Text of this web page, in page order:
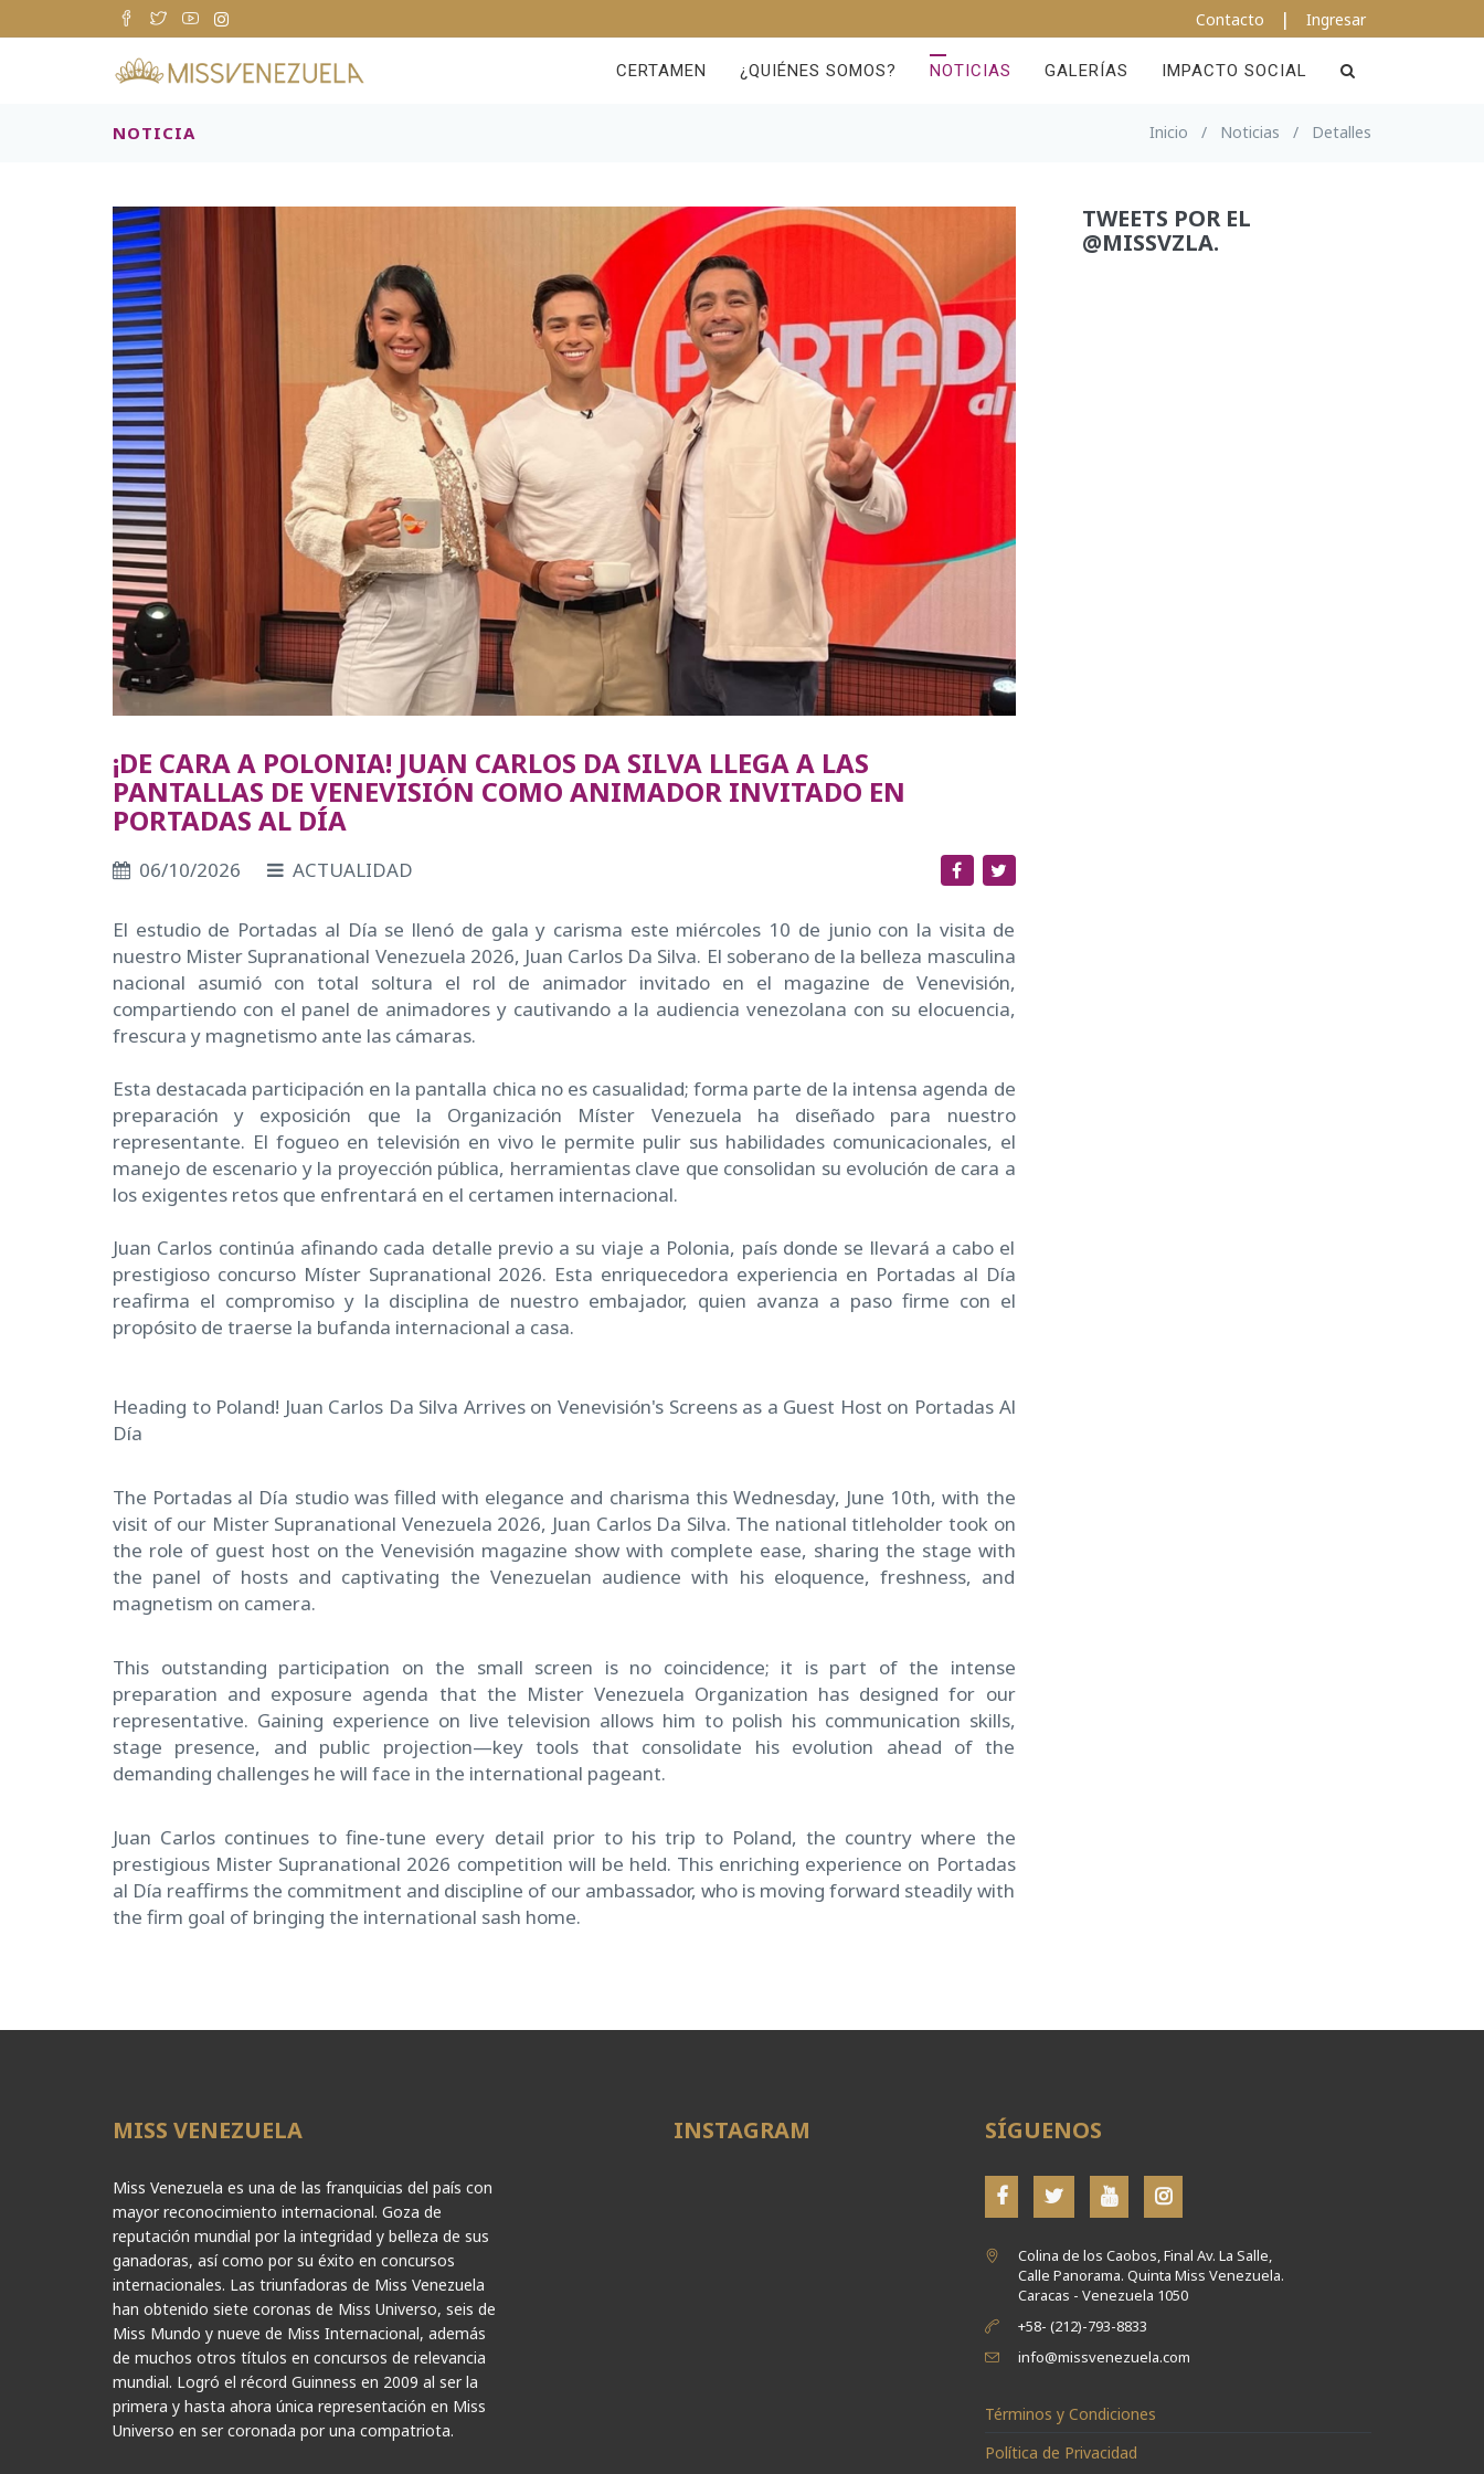
Contacto | Ingresar
CERTAMEN ¿QUIÉNES SOMOS? NOTICIAS GALERÍAS IMPACTO SOCIAL
NOTICIA Inicio / Noticias / Detalles
¡DE CARA A POLONIA! JUAN CARLOS DA SILVA LLEGA A LAS
PANTALLAS DE VENEVISIÓN COMO ANIMADOR INVITADO EN
PORTADAS AL DÍA
06/10/2026 ACTUALIDAD
El estudio de Portadas al Día se llenó de gala y carisma este miércoles 10 de junio con la visita de
nuestro Mister Supranational Venezuela 2026, Juan Carlos Da Silva. El soberano de la belleza masculina
nacional asumió con total soltura el rol de animador invitado en el magazine de Venevisión,
compartiendo con el panel de animadores y cautivando a la audiencia venezolana con su elocuencia,
frescura y magnetismo ante las cámaras.
Esta destacada participación en la pantalla chica no es casualidad; forma parte de la intensa agenda de
preparación y exposición que la Organización Míster Venezuela ha diseñado para nuestro
representante. El fogueo en televisión en vivo le permite pulir sus habilidades comunicacionales, el
manejo de escenario y la proyección pública, herramientas clave que consolidan su evolución de cara a
los exigentes retos que enfrentará en el certamen internacional.
Juan Carlos continúa afinando cada detalle previo a su viaje a Polonia, país donde se llevará a cabo el
prestigioso concurso Míster Supranational 2026. Esta enriquecedora experiencia en Portadas al Día
reafirma el compromiso y la disciplina de nuestro embajador, quien avanza a paso firme con el
propósito de traerse la bufanda internacional a casa.
Heading to Poland! Juan Carlos Da Silva Arrives on Venevisión's Screens as a Guest Host on Portadas Al
Día
The Portadas al Día studio was filled with elegance and charisma this Wednesday, June 10th, with the
visit of our Mister Supranational Venezuela 2026, Juan Carlos Da Silva. The national titleholder took on
the role of guest host on the Venevisión magazine show with complete ease, sharing the stage with
the panel of hosts and captivating the Venezuelan audience with his eloquence, freshness, and
magnetism on camera.
This outstanding participation on the small screen is no coincidence; it is part of the intense
preparation and exposure agenda that the Mister Venezuela Organization has designed for our
representative. Gaining experience on live television allows him to polish his communication skills,
stage presence, and public projection—key tools that consolidate his evolution ahead of the
demanding challenges he will face in the international pageant.
Juan Carlos continues to fine-tune every detail prior to his trip to Poland, the country where the
prestigious Mister Supranational 2026 competition will be held. This enriching experience on Portadas
al Día reaffirms the commitment and discipline of our ambassador, who is moving forward steadily with
the firm goal of bringing the international sash home.
TWEETS POR EL
@MISSVZLA.
MISS VENEZUELA
Miss Venezuela es una de las franquicias del país con
mayor reconocimiento internacional. Goza de
reputación mundial por la integridad y belleza de sus
ganadoras, así como por su éxito en concursos
internacionales. Las triunfadoras de Miss Venezuela
han obtenido siete coronas de Miss Universo, seis de
Miss Mundo y nueve de Miss Internacional, además
de muchos otros títulos en concursos de relevancia
mundial. Logró el récord Guinness en 2009 al ser la
primera y hasta ahora única representación en Miss
Universo en ser coronada por una compatriota.
INSTAGRAM SÍGUENOS
Colina de los Caobos, Final Av. La Salle,
Calle Panorama. Quinta Miss Venezuela.
Caracas - Venezuela 1050
+58- (212)-793-8833
info@missvenezuela.com
Términos y Condiciones
Política de Privacidad